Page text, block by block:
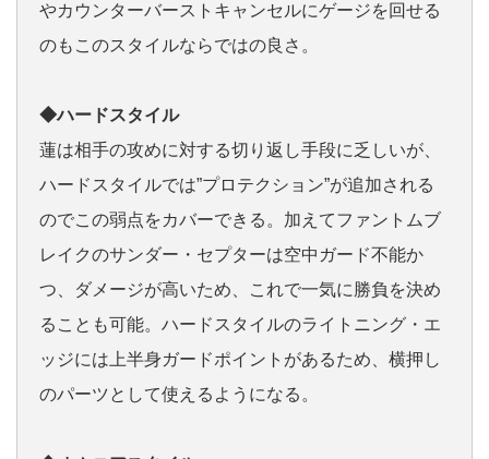
やカウンターバーストキャンセルにゲージを回せる
のもこのスタイルならではの良さ。
◆ハードスタイル
蓮は相手の攻めに対する切り返し手段に乏しいが、
ハードスタイルでは”プロテクション”が追加される
のでこの弱点をカバーできる。加えてファントムブ
レイクのサンダー・セプターは空中ガード不能か
つ、ダメージが高いため、これで一気に勝負を決め
ることも可能。ハードスタイルのライトニング・エ
ッジには上半身ガードポイントがあるため、横押し
のパーツとして使えるようになる。